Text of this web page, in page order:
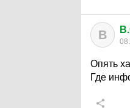
B
Опять
Где